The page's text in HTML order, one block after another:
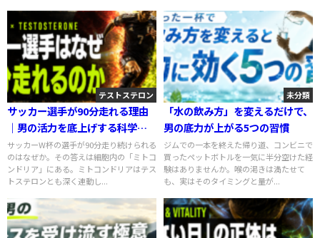
テストステロン
サッカー選手が90分走れる理由
｜男の活力を底上げする科学的
メカニズム
サッカーW杯の選手が90分走り続けられる
のはなぜか。その答えは細胞内の「ミトコ
ンドリア」にある。ミトコンドリアはテス
トステロンとも深く連動し...
未分類
「水の飲み方」を変えるだけで、
男の底力が上がる5つの習慣
ジムでの一本を終えた帰り道、コンビニで
買ったペットボトルを一気に半分空けた経
験はありませんか。喉の渇きは満たせて
も、実はそのタイミングと量が...